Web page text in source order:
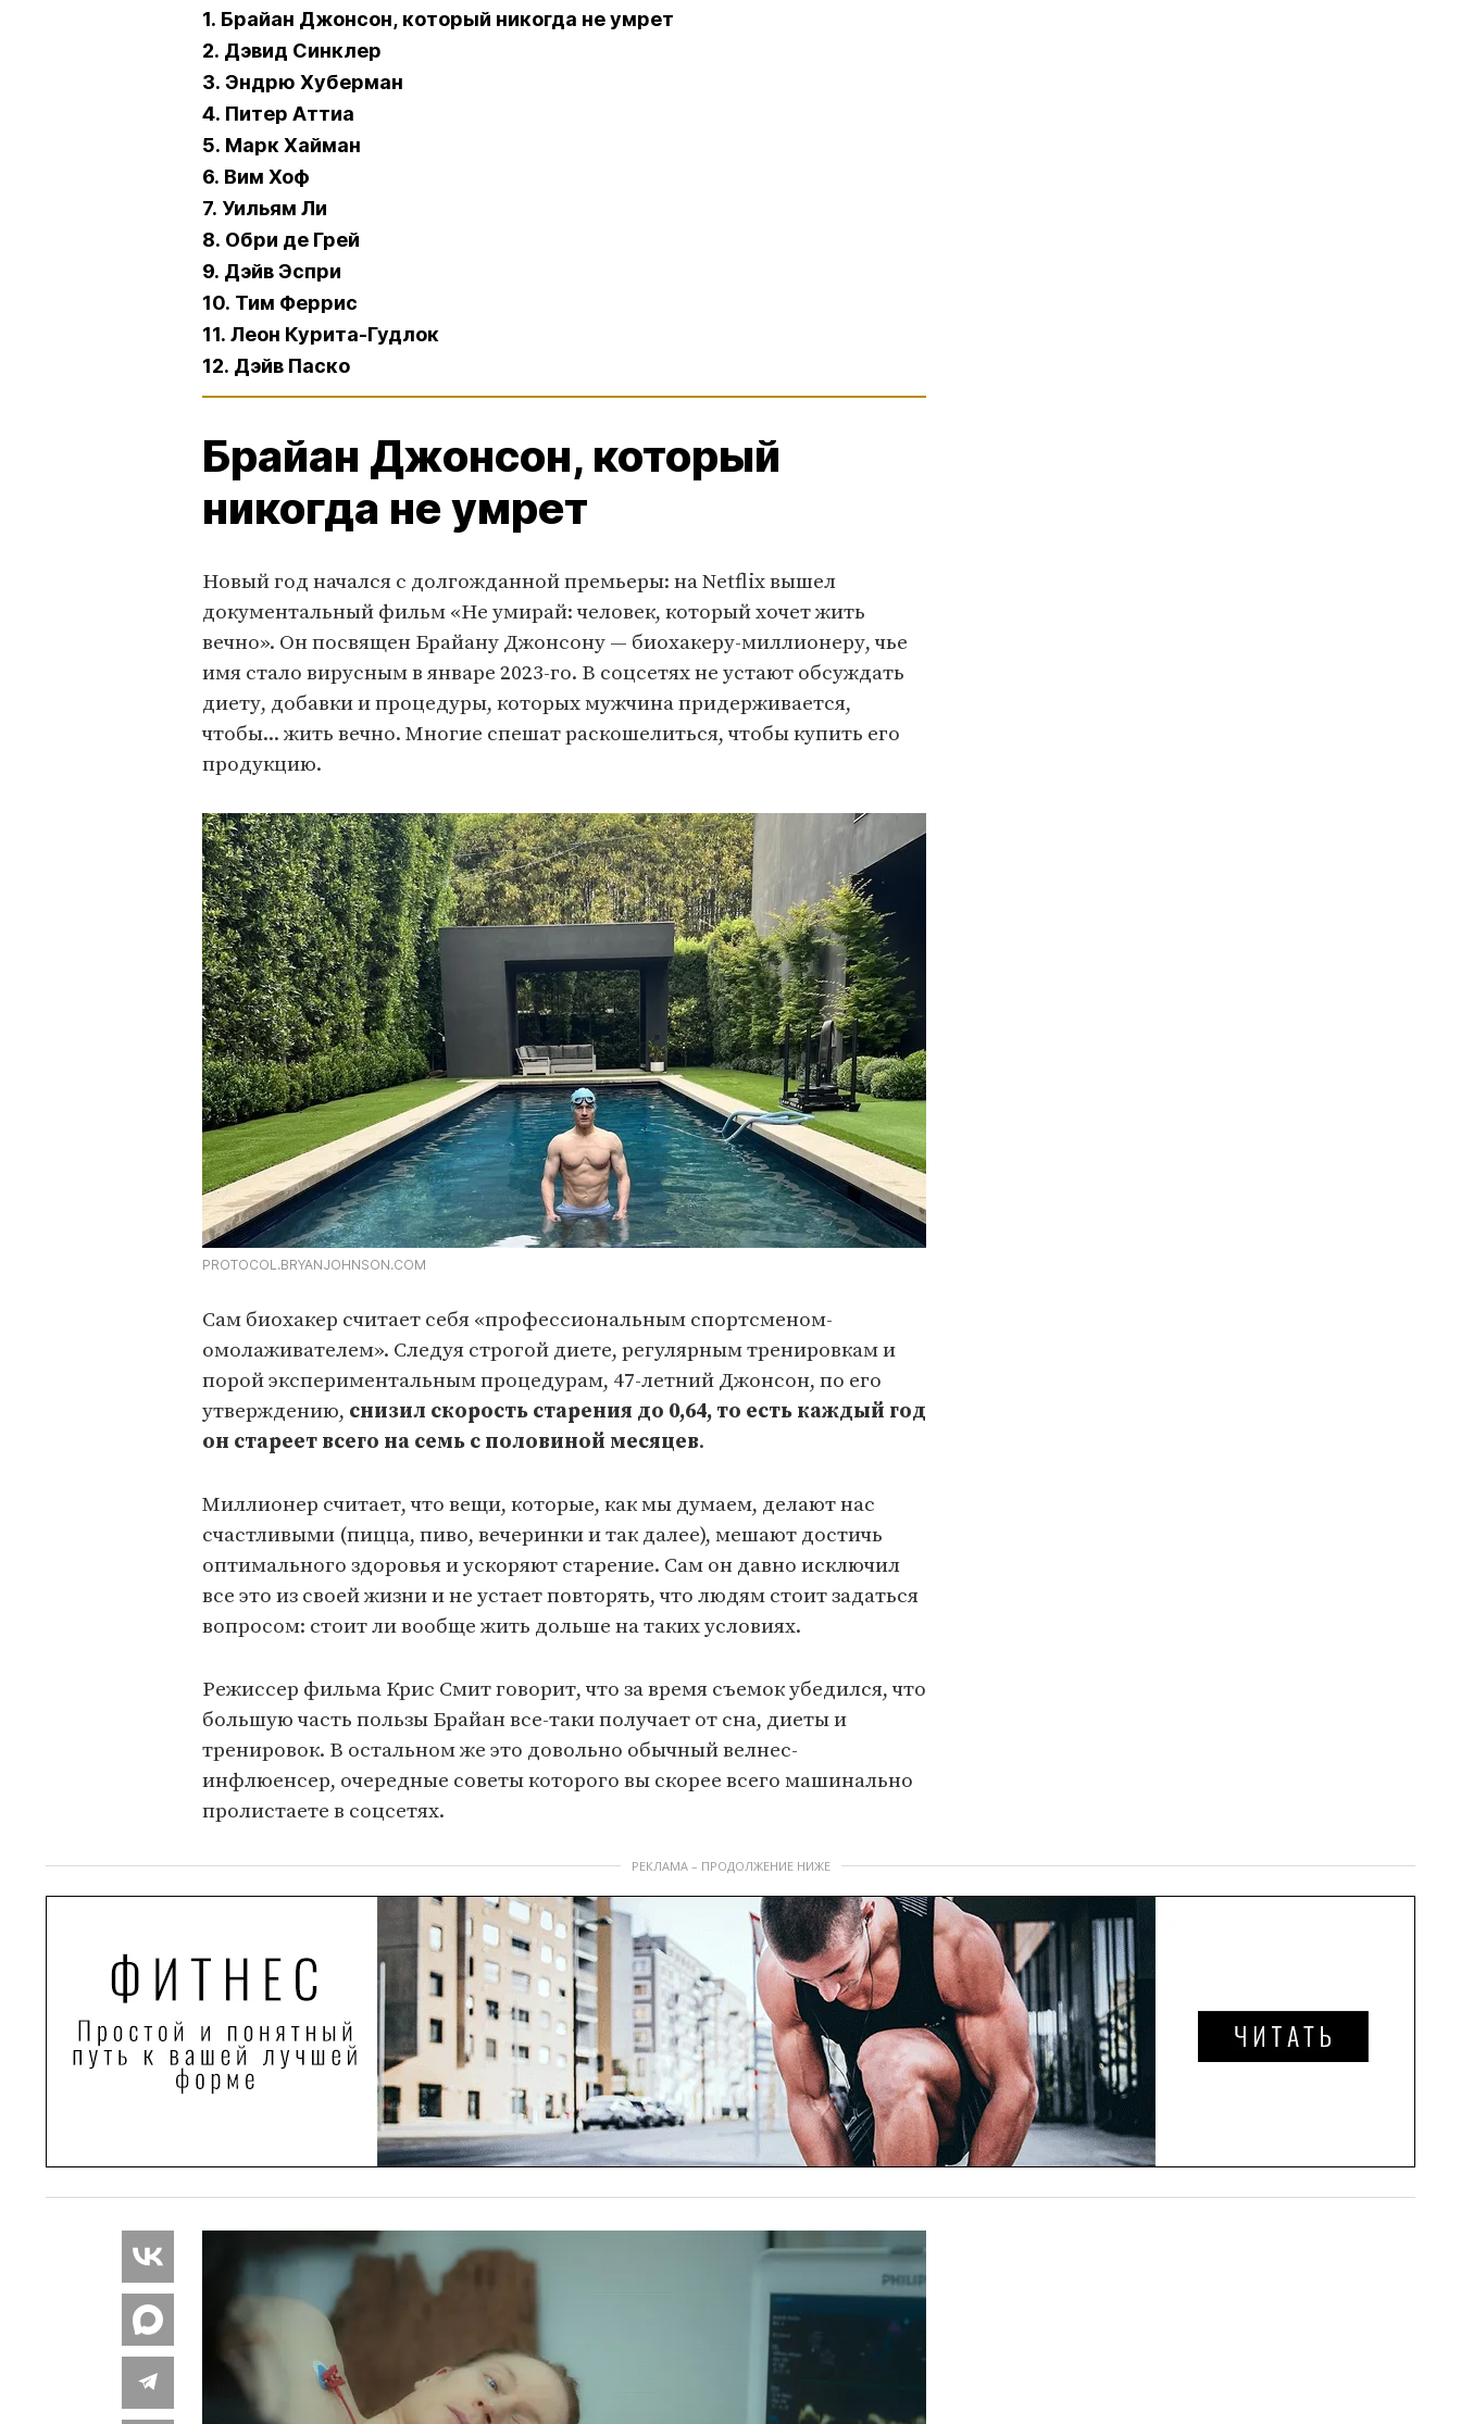
1. Брайан Джонсон, который никогда не умрет
2. Дэвид Синклер
3. Эндрю Хуберман
4. Питер Аттиа
5. Марк Хайман
6. Вим Хоф
7. Уильям Ли
8. Обри де Грей
9. Дэйв Эспри
10. Тим Феррис
11. Леон Курита-Гудлок
12. Дэйв Паско
Брайан Джонсон, который
никогда не умрет
Новый год начался с долгожданной премьеры: на Netflix вышел
документальный фильм «Не умирай: человек, который хочет жить
вечно». Он посвящен Брайану Джонсону — биохакеру-миллионеру, чье
имя стало вирусным в январе 2023-го. В соцсетях не устают обсуждать
диету, добавки и процедуры, которых мужчина придерживается,
чтобы... жить вечно. Многие спешат раскошелиться, чтобы купить его
продукцию.
PROTOCOL.BRYANJOHNSON.COM
Сам биохакер считает себя «профессиональным спортсменом-
омолаживателем». Следуя строгой диете, регулярным тренировкам и
порой экспериментальным процедурам, 47-летний Джонсон, по его
утверждению, снизил скорость старения до 0,64, то есть каждый год
он стареет всего на семь с половиной месяцев.
Миллионер считает, что вещи, которые, как мы думаем, делают нас
счастливыми (пицца, пиво, вечеринки и так далее), мешают достичь
оптимального здоровья и ускоряют старение. Сам он давно исключил
все это из своей жизни и не устает повторять, что людям стоит задаться
вопросом: стоит ли вообще жить дольше на таких условиях.
Режиссер фильма Крис Смит говорит, что за время съемок убедился, что
большую часть пользы Брайан все-таки получает от сна, диеты и
тренировок. В остальном же это довольно обычный велнес-
инфлюенсер, очередные советы которого вы скорее всего машинально
пролистаете в соцсетях.
РЕКЛАМА – ПРОДОЛЖЕНИЕ НИЖЕ